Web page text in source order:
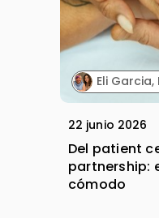
22 junio 2026
Del patient
partnership:
cómodo